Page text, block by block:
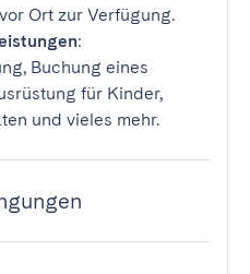
Ort zur Verfügung.
:
Buchung eines
für Kinder,
und vieles mehr.